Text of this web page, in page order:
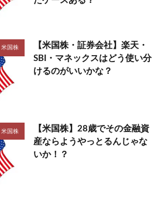
米国株
【米国株・証券会社】楽天・
SBI・マネックスはどう使い分
けるのがいいかな？
米国株
【米国株】28歳でその金融資
産ならようやっとるんじゃな
いか！？